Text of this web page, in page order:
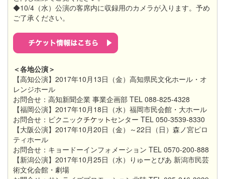
◆10/4（水）公演の客席内に収録用のカメラが入ります。予め
ご了承ください。
＜各地公演＞
【高知公演】2017年10月13日（金）高知県民文化ホール・オ
レンジホール
お問合せ：高知新聞企業 事業企画部 TEL 088-825-4328
【福岡公演】2017年10月18日（水）福岡市民会館・大ホール
お問合せ：ピクニック
センター TEL 050-3539-8330
【大阪公演】2017年10月20日（金）～22日（日）森ノ宮ピロ
ティホール
お問合せ：キョードーインフォメーション TEL 0570-200-888
【新潟公演】2017年10月25日（水）りゅーとぴあ 新潟市民芸
術文化会館・劇場